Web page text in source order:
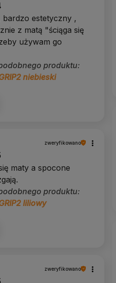
bardzo estetyczny ,
z matą "ściąga się
używam go
produktu:
niebieski
zweryfikowano
maty a spocone
produktu:
liliowy
zweryfikowano